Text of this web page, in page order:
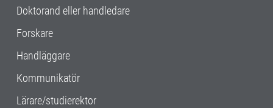
Doktorand eller handledare
Forskare
Handläggare
Kommunikatör
Lärare/studierektor